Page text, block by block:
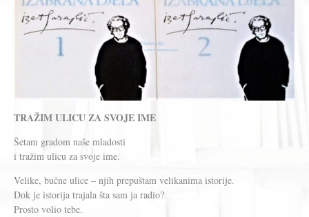
TRAŽIM ULICU ZA SVOJE IME
Šetam gradom naše mladosti
i tražim ulicu za svoje ime.
Velike, bučne ulice – njih prepuštam velikanima istorije.
Dok je istorija trajala šta sam ja radio?
Prosto volio tebe.